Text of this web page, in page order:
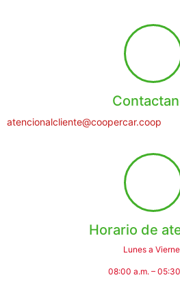
atencionalcliente@coopercar.coop
Horario de
Lunes a
08:00 a.m. –